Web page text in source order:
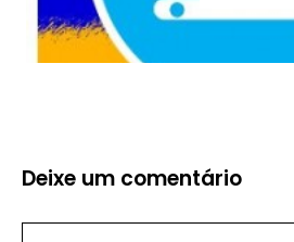
Deixe um comentário